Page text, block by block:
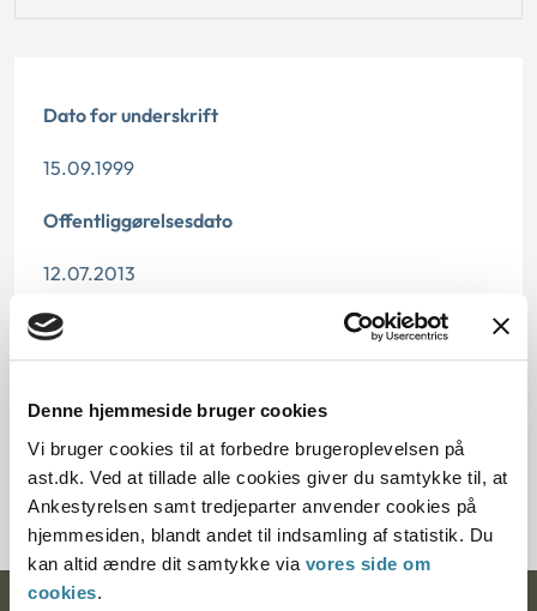
Denne hjemmeside bruger cookies
Vi bruger cookies til at forbedre brugeroplevelsen på
ast.dk. Ved at tillade alle cookies giver du samtykke til, at
Ankestyrelsen samt tredjeparter anvender cookies på
hjemmesiden, blandt andet til indsamling af statistik. Du
kan altid ændre dit samtykke via vores side om
cookies.
Dato for underskrift
15.09.1999
Offentliggørelsesdato
12.07.2013
Paragraf
108292-98